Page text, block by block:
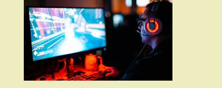
YouTube
в России
смогли
обойти
с помощью
Garry’s
Mod